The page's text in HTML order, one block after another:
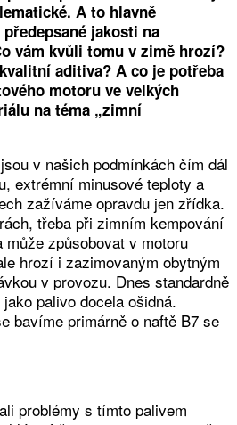
A to hlavně
jakosti na
vám kvůli tomu v zimě hrozí?
aditiva? A co je potřeba
motoru ve velkých
na téma „zimní
v našich podmínkách čím dál
extrémní minusové teploty a
zažíváme opravdu jen zřídka.
třeba při zimním kempování
způsobovat v motoru
hrozí i zazimovaným obytným
v provozu. Dnes standardně
palivo docela ošidná.
bavíme primárně o naftě B7 se
problémy s tímto palivem